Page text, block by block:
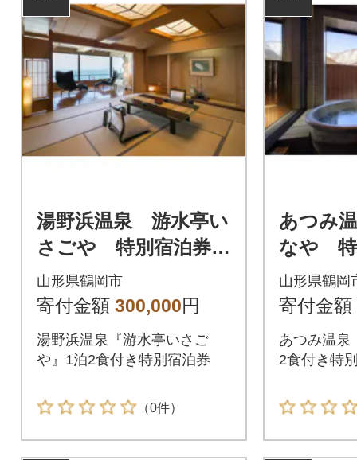
湯野浜温泉 游水亭い
さごや 特別宿泊券
(二名様) 【食と温泉
のこだわりプラン】
山形県鶴岡市
寄付金額 300,000円
湯野浜温泉『游水亭いさご
や』1泊2食付き特別宿泊券
（0件）
あつみ
なや 特
名様)
こだわ
山形県鶴岡
寄付金額
あつみ温泉
2食付き特